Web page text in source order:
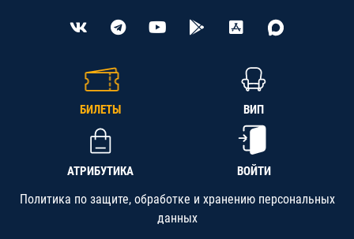
БИЛЕТЫ ВИП
АТРИБУТИКА ВОЙТИ
Политика по защите, обработке и хранению персональных
данных